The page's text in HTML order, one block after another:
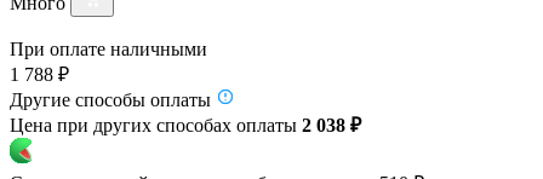
При оплате наличными
1 788 ₽
Другие способы оплаты
Цена при других способах оплаты 2 038 ₽